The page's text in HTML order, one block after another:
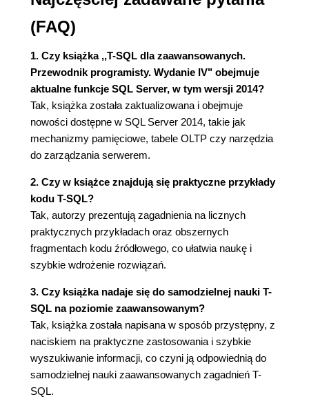
Wyrażenia
Schematy
Tabele
Widoki
Indeksy
Procedury składowane
Funkcje użytkownika
Moduły SQL CLR
Podstawy stylu
Białe znaki
Konwencje nazewnictwa
Jedno wejście, jedno wyjście
Programowanie defensywne
Wyrażenie SELECT *
Podsumowanie
Rozdział 2. Narzędzia
SQL Server Management Studio
IntelliSense
Fragmenty kodu
Schematy skrótów klawiszowych
(FAQ)
1. Czy książka ,,T-SQL dla zaawansowanych.
Przewodnik programisty. Wydanie IV" obejmuje
aktualne funkcje SQL Server, w tym wersji 2014?
Tak, książka została zaktualizowana i obejmuje
nowości dostępne w SQL Server 2014, takie jak
mechanizmy pamięciowe, tabele OLTP czy narzędzia
do zarządzania serwerem.
2. Czy w książce znajdują się praktyczne przykłady
kodu T-SQL?
Tak, autorzy prezentują zagadnienia na licznych
praktycznych przykładach oraz obszernych
fragmentach kodu źródłowego, co ułatwia naukę i
szybkie wdrożenie rozwiązań.
3. Czy książka nadaje się do samodzielnej nauki T-
SQL na poziomie zaawansowanym?
Tak, książka została napisana w sposób przystępny, z
naciskiem na praktyczne zastosowania i szybkie
wyszukiwanie informacji, co czyni ją odpowiednią do
samodzielnej nauki zaawansowanych zagadnień T-
SQL.